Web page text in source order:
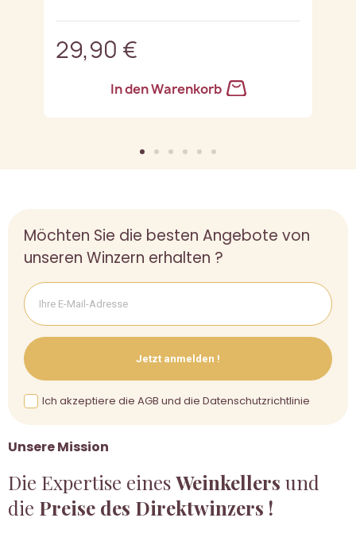
29,90 €
In den Warenkorb
Unsere Mission
Die Expertise einesWeinkellers und
die Preise des Direktwinzers !
Möchten Sie die besten Angebote von
unseren Winzern erhalten ?
Jetzt anmelden !
Ich akzeptiere die AGB und die Datenschutzrichtlinie